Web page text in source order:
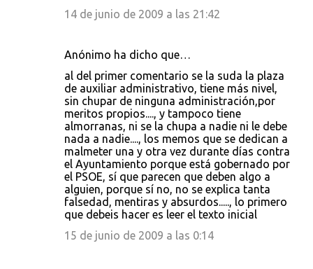
14 de junio de 2009 a las 21:42
Anónimo ha dicho que…
al del primer comentario se la suda la plaza
de auxiliar administrativo, tiene más nivel,
sin chupar de ninguna administración,por
meritos propios...., y tampoco tiene
almorranas, ni se la chupa a nadie ni le debe
nada a nadie...., los memos que se dedican a
malmeter una y otra vez durante días contra
el Ayuntamiento porque está gobernado por
el PSOE, sí que parecen que deben algo a
alguien, porque sí no, no se explica tanta
falsedad, mentiras y absurdos....., lo primero
que debeis hacer es leer el texto inicial
15 de junio de 2009 a las 0:14